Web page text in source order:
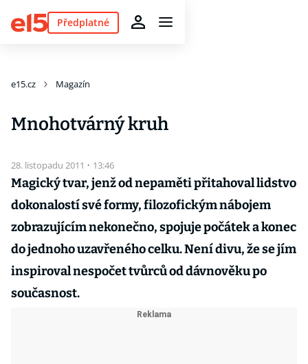
Předplatné
e15.cz Magazín
Mnohotvárný kruh
28. listopadu 2011 · 13:46
Magický tvar, jenž od nepaměti přitahoval lidstvo
dokonalostí své formy, filozofickým nábojem
zobrazujícím nekonečno, spojuje počátek a konec
do jednoho uzavřeného celku. Není divu, že se jím
inspiroval nespočet tvůrců od dávnověku po
současnost.